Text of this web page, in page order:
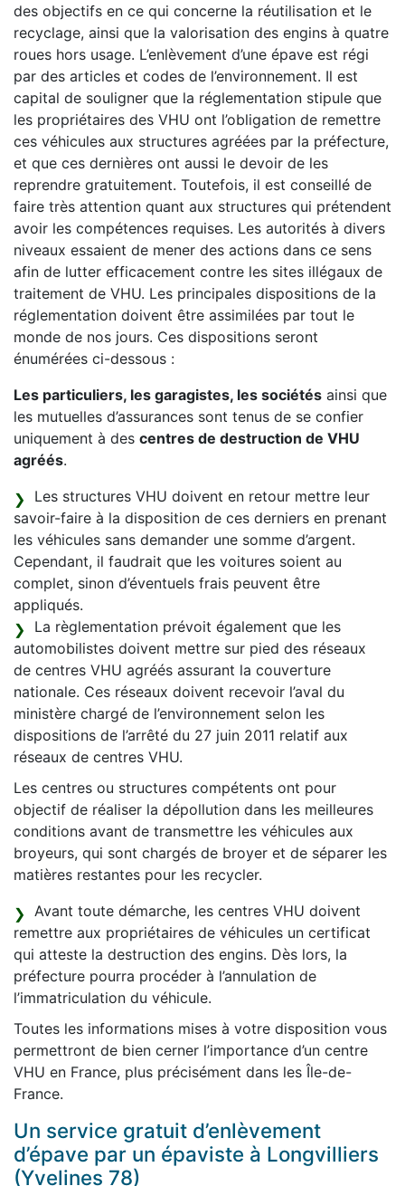
des objectifs en ce qui concerne la réutilisation et le
recyclage, ainsi que la valorisation des engins à quatre
roues hors usage. L’enlèvement d’une épave est régi
par des articles et codes de l’environnement. Il est
capital de souligner que la réglementation stipule que
les propriétaires des VHU ont l’obligation de remettre
ces véhicules aux structures agréées par la préfecture,
et que ces dernières ont aussi le devoir de les
reprendre gratuitement. Toutefois, il est conseillé de
faire très attention quant aux structures qui prétendent
avoir les compétences requises. Les autorités à divers
niveaux essaient de mener des actions dans ce sens
afin de lutter efficacement contre les sites illégaux de
traitement de VHU. Les principales dispositions de la
réglementation doivent être assimilées par tout le
monde de nos jours. Ces dispositions seront
énumérées ci-dessous :
Les particuliers, les garagistes, les sociétés ainsi que
les mutuelles d’assurances sont tenus de se confier
uniquement à des centres de destruction de VHU
agréés.
Les structures VHU doivent en retour mettre leur
savoir-faire à la disposition de ces derniers en prenant
les véhicules sans demander une somme d’argent.
Cependant, il faudrait que les voitures soient au
complet, sinon d’éventuels frais peuvent être
appliqués.
La règlementation prévoit également que les
automobilistes doivent mettre sur pied des réseaux
de centres VHU agréés assurant la couverture
nationale. Ces réseaux doivent recevoir l’aval du
ministère chargé de l’environnement selon les
dispositions de l’arrêté du 27 juin 2011 relatif aux
réseaux de centres VHU.
Les centres ou structures compétents ont pour
objectif de réaliser la dépollution dans les meilleures
conditions avant de transmettre les véhicules aux
broyeurs, qui sont chargés de broyer et de séparer les
matières restantes pour les recycler.
Avant toute démarche, les centres VHU doivent
remettre aux propriétaires de véhicules un certificat
qui atteste la destruction des engins. Dès lors, la
préfecture pourra procéder à l’annulation de
l’immatriculation du véhicule.
Toutes les informations mises à votre disposition vous
permettront de bien cerner l’importance d’un centre
VHU en France, plus précisément dans les Île-de-
France.
Un service gratuit d’enlèvement
d’épave par un épaviste à Longvilliers
(Yvelines 78)